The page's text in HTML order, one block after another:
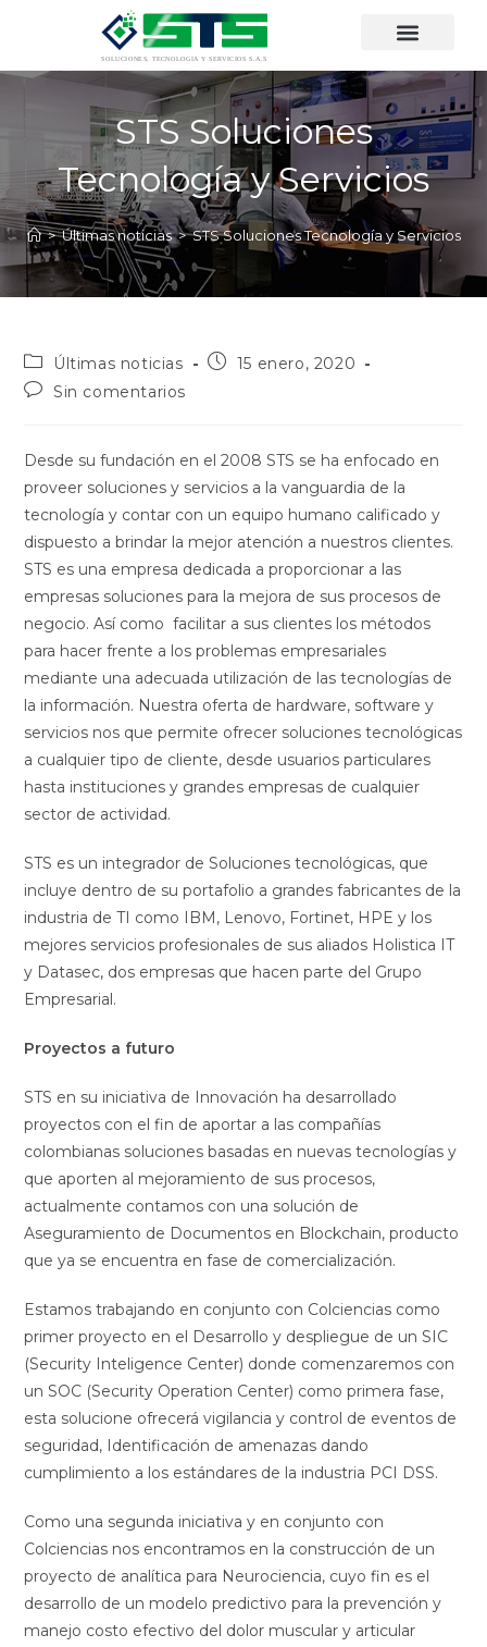
STS Soluciones
Tecnología y Servicios
> Últimas noticias > STS Soluciones Tecnología y Servicios
Últimas noticias
15 enero, 2020
Sin comentarios
Desde su fundación en el 2008 STS se ha enfocado en
proveer soluciones y servicios a la vanguardia de la
tecnología y contar con un equipo humano calificado y
dispuesto a brindar la mejor atención a nuestros clientes.
STS es una empresa dedicada a proporcionar a las
empresas soluciones para la mejora de sus procesos de
negocio. Así como facilitar a sus clientes los métodos
para hacer frente a los problemas empresariales
mediante una adecuada utilización de las tecnologías de
la información. Nuestra oferta de hardware, software y
servicios nos que permite ofrecer soluciones tecnológicas
a cualquier tipo de cliente, desde usuarios particulares
hasta instituciones y grandes empresas de cualquier
sector de actividad.
STS es un integrador de Soluciones tecnológicas, que
incluye dentro de su portafolio a grandes fabricantes de la
industria de TI como IBM, Lenovo, Fortinet, HPE y los
mejores servicios profesionales de sus aliados Holistica IT
y Datasec, dos empresas que hacen parte del Grupo
Empresarial.
Proyectos a futuro
STS en su iniciativa de Innovación ha desarrollado
proyectos con el fin de aportar a las compañías
colombianas soluciones basadas en nuevas tecnologías y
que aporten al mejoramiento de sus procesos,
actualmente contamos con una solución de
Aseguramiento de Documentos en Blockchain, producto
que ya se encuentra en fase de comercialización.
Estamos trabajando en conjunto con Colciencias como
primer proyecto en el Desarrollo y despliegue de un SIC
(Security Inteligence Center) donde comenzaremos con
un SOC (Security Operation Center) como primera fase,
esta solucione ofrecerá vigilancia y control de eventos de
seguridad, Identificación de amenazas dando
cumplimiento a los estándares de la industria PCI DSS.
Como una segunda iniciativa y en conjunto con
Colciencias nos encontramos en la construcción de un
proyecto de analítica para Neurociencia, cuyo fin es el
desarrollo de un modelo predictivo para la prevención y
manejo costo efectivo del dolor muscular y articular